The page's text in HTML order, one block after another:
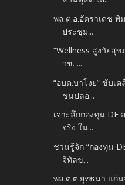
พล.ต.อ.อัคราเดช พิ
ประชุม...
“Wellness สูงวัยสุ
วช. ...
“อบต.บาโงย” ขับเ
ชนปลอ...
เจาะลึกกองทุน DE
จริง ใน...
ชวนรู้จัก “กองทุน
จิทัลข...
พล.ต.ต.ยุทธนา แก่น